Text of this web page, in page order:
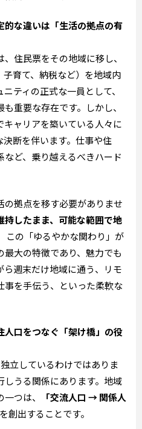
的な違いは「生活の拠点の有
住民票をその地域に移し、
育て、納税など）を地域内
ティの正式な一員として、
重要な存在です。しかし、
ャリアを築いている人々に
決断を伴います。仕事や住
ど、乗り越えるべきハード
の拠点を移す必要がありませ
持したまま、可能な範囲で地
この「ゆるやかな関わり」が
大の特徴であり、魅力でも
週末だけ地域に通う、リモ
事を手伝う、といった柔軟な
人口をつなぐ「架け橋」の役
立しているわけではありま
うる関係にあります。地域
つは、
「交流人口 → 関係人
創出することです。